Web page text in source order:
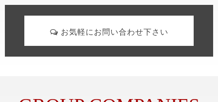
お気軽にお問い合わせ下さい